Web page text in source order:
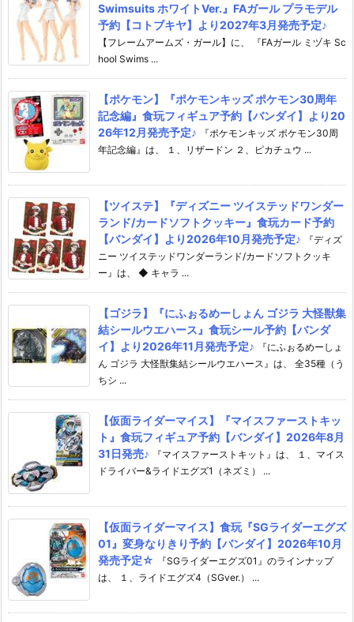
Swimsuits ホワイトVer.』FAガール プラモデル
予約【コトブキヤ】より2027年3月発売予定♪
【フレームアームズ・ガール】に、 『FAガール ミヅキ Sc
hool Swims ...
【ポケモン】『ポケモンキッズ ポケモン30周年
記念編』食玩フィギュア予約【バンダイ】より20
26年12月発売予定♪
『ポケモンキッズ ポケモン30周
年記念編』は、 １、リザードン ２、ピカチュウ ...
【ツイステ】『ディズニー ツイステッドワンダー
ランド/カードソフトクッキー』食玩カード予約
【バンダイ】より2026年10月発売予定♪
『ディズ
ニー ツイステッドワンダーランド/カードソフトクッキ
ー』は、 ◆ キャラ ...
【ゴジラ】『にふぉるめーしょん ゴジラ 大怪獣集
結シールウエハース』食玩シール予約【バンダ
イ】より2026年11月発売予定♪
『にふぉるめーしょ
ん ゴジラ 大怪獣集結シールウエハース』は、 全35種（う
ちシ ...
【仮面ライダーマイス】『マイスファーストキッ
ト』食玩フィギュア予約【バンダイ】2026年8月
31日発売♪
『マイスファーストキット』は、 １、マイス
ドライバー&ライドエグズ1（ネズミ） ...
【仮面ライダーマイス】食玩『SGライダーエグズ
01』変身なりきり予約【バンダイ】2026年10月
発売予定☆
『SGライダーエグズ01』のラインナップ
は、 １、ライドエグズ4（SGver.） ...